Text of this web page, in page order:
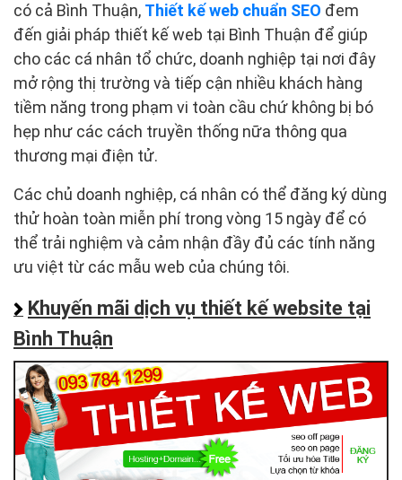
có cả Bình Thuận, Thiết kế web chuẩn SEO đem
đến giải pháp thiết kế web tại Bình Thuận để giúp
cho các cá nhân tổ chức, doanh nghiệp tại nơi đây
mở rộng thị trường và tiếp cận nhiều khách hàng
tiềm năng trong phạm vi toàn cầu chứ không bị bó
hẹp như các cách truyền thống nữa thông qua
thương mại điện tử.
Các chủ doanh nghiệp, cá nhân có thể đăng ký dùng
thử hoàn toàn miễn phí trong vòng 15 ngày để có
thể trải nghiệm và cảm nhận đầy đủ các tính năng
ưu việt từ các mẫu web của chúng tôi.
Khuyến mãi dịch vụ thiết kế website tại
Bình Thuận